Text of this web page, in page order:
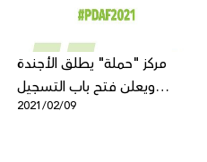
مركز "حملة" يطلق الأجندة
ويعلن فتح باب التسجيل
لمنتدى فلسطين للنشاط
2021/02/09